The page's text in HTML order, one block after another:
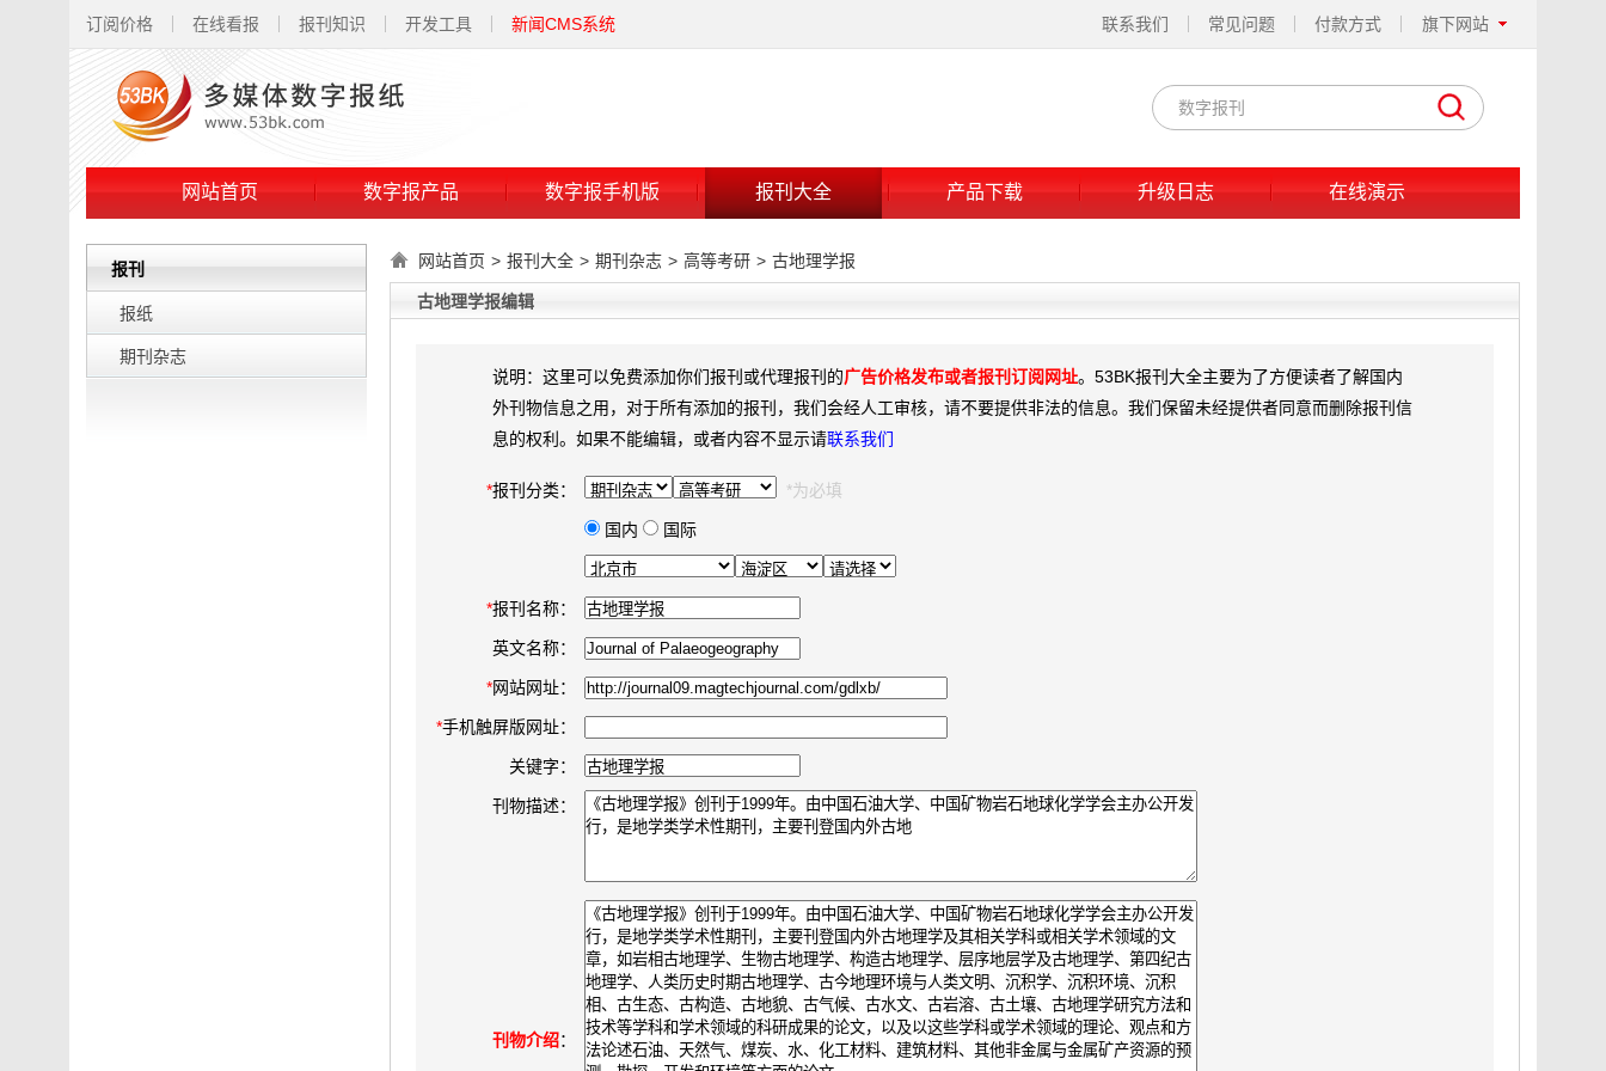
订阅价格 在线看报 报刊知识 开发工具 新闻CMS系统 旗下网站
付款方式
常见问题
联系我们
网站首页 数字报产品 数字报手机版 报刊大全 产品下载 升级日志 在线演示
报刊
报纸
期刊杂志
网站首页 > 报刊大全 > 期刊杂志 > 高等考研 > 古地理学报
古地理学报编辑
说明：这里可以免费添加你们报刊或代理报刊的广告价格发布或者报刊订阅网址。53BK报刊大全主要为了方便读者了解国内
外刊物信息之用，对于所有添加的报刊，我们会经人工审核，请不要提供非法的信息。我们保留未经提供者同意而删除报刊信
息的权利。如果不能编辑，或者内容不显示请联系我们
*报刊分类： *为必填
国内 国际
*报刊名称：
英文名称：
*网站网址：
*手机触屏版网址：
关键字：
刊物描述：
刊物介绍：